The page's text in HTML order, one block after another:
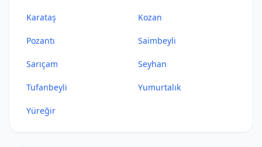
Karataş Kozan
Pozantı Saimbeyli
Sarıçam Seyhan
Tufanbeyli Yumurtalık
Yüreğir